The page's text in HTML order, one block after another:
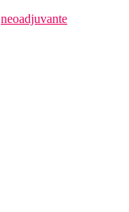
neoadjuvante